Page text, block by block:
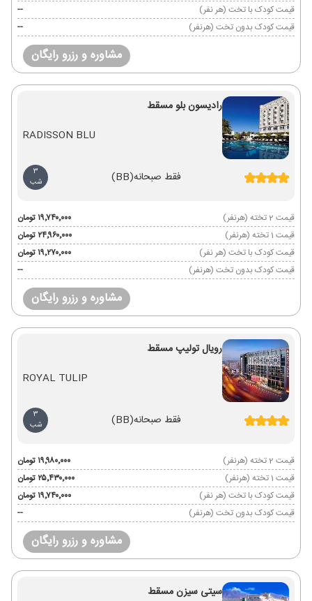
قیمت کودک با تخت (هر نفر)
--
قیمت کودک بدون تخت (هرنفر)
--
مشاوره و رزرو رایگان
رادیسون بلو مسقط
RADISSON BLU
فقط صبحانه(BB)
3
شب
قیمت 2 تخته (هرنفر)
۱۹٬۷۴۰٬۰۰۰ تومان
قیمت 1 تخته (هرنفر)
۲۴٬۹۶۰٬۰۰۰ تومان
قیمت کودک با تخت (هر نفر)
۱۹٬۲۷۰٬۰۰۰ تومان
قیمت کودک بدون تخت (هرنفر)
--
مشاوره و رزرو رایگان
رویال تولیپ مسقط
ROYAL TULIP
فقط صبحانه(BB)
3
شب
قیمت 2 تخته (هرنفر)
۱۹٬۹۸۰٬۰۰۰ تومان
قیمت 1 تخته (هرنفر)
۲۵٬۴۳۰٬۰۰۰ تومان
قیمت کودک با تخت (هر نفر)
۱۹٬۷۴۰٬۰۰۰ تومان
قیمت کودک بدون تخت (هرنفر)
--
مشاوره و رزرو رایگان
سیتی سیزن مسقط